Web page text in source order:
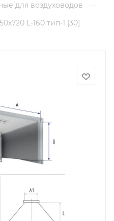
для воздуховодов
—
L-160 тип-1 [30]